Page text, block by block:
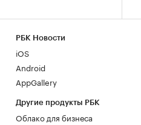
РБК Новости
iOS
Android
AppGallery
Другие продукты РБК
Облако для бизнеса